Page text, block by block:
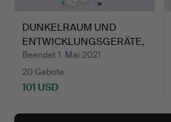
DUNKELRAUM UND
ENTWICKLUNGSGERÄTE,
großes …
Beendet 1. Mai 2021
20 Gebote
101 USD